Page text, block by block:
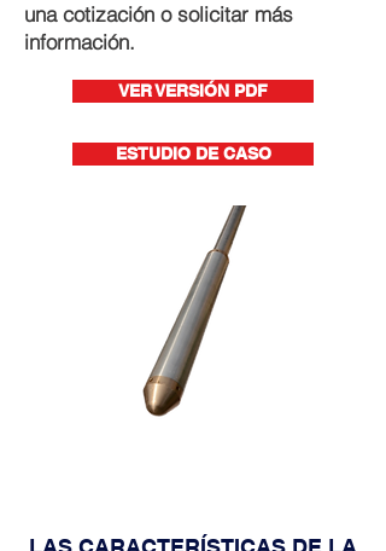
una cotización o solicitar más
información.
VER VERSIÓN PDF
ESTUDIO DE CASO